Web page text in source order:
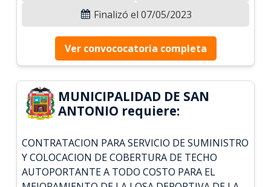
Finalizó el 07/05/2023
Ver convococatoria completa
MUNICIPALIDAD DE SAN
ANTONIO requiere:
CONTRATACION PARA SERVICIO DE SUMINISTRO
Y COLOCACION DE COBERTURA DE TECHO
AUTOPORTANTE A TODO COSTO PARA EL